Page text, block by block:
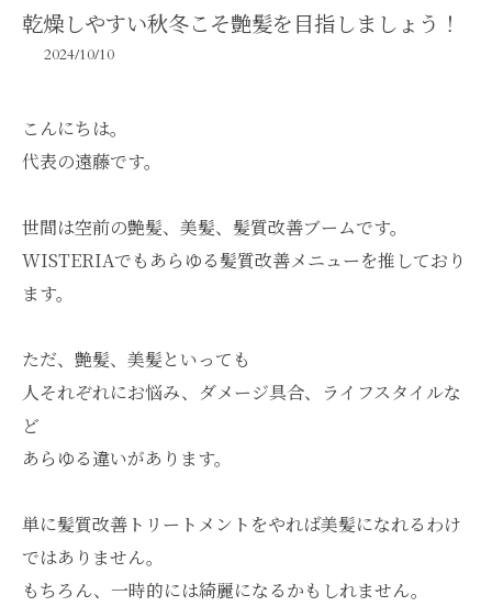
乾燥しやすい秋冬こそ艶髪を目指しましょう！
2024/10/10
こんにちは。
代表の遠藤です。
世間は空前の艶髪、美髪、髪質改善ブームです。
WISTERIAでもあらゆる髪質改善メニューを推しており
ます。
ただ、艶髪、美髪といっても
人それぞれにお悩み、ダメージ具合、ライフスタイルな
ど
あらゆる違いがあります。
単に髪質改善トリートメントをやれば美髪になれるわけ
ではありません。
もちろん、一時的には綺麗になるかもしれません。